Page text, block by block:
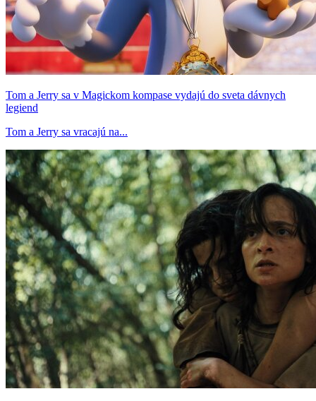
Tom a Jerry sa v Magickom kompase vydajú do sveta dávnych
legiend
Tom a Jerry sa vracajú na...